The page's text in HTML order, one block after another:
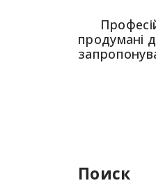
продумані
Поиск